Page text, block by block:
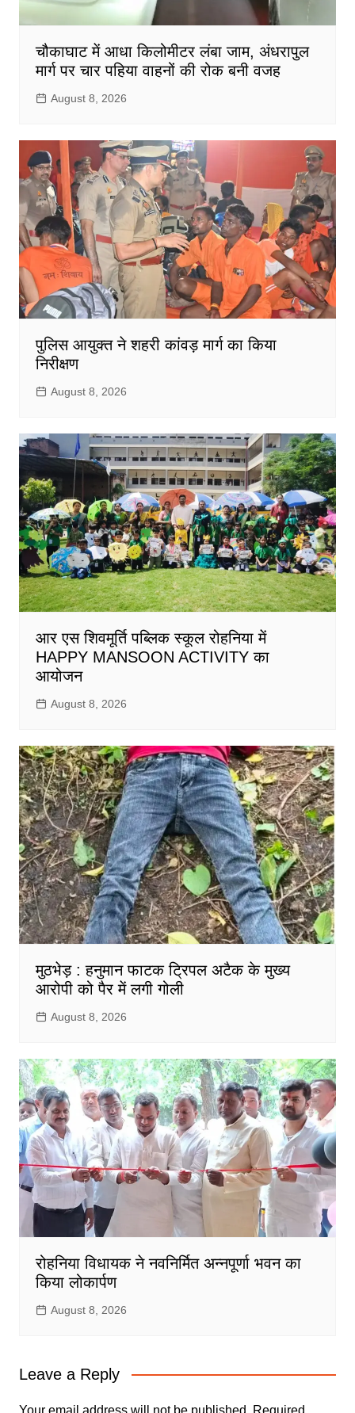
चौकाघाट में आधा किलोमीटर लंबा जाम, अंधरापुल
मार्ग पर चार पहिया वाहनों की रोक बनी वजह
August 8, 2026
पुलिस आयुक्त ने शहरी कांवड़ मार्ग का किया
निरीक्षण
August 8, 2026
आर एस शिवमूर्ति पब्लिक स्कूल रोहनिया में
HAPPY MANSOON ACTIVITY का
आयोजन
August 8, 2026
मुठभेड़ : हनुमान फाटक ट्रिपल अटैक के मुख्य
आरोपी को पैर में लगी गोली
August 8, 2026
रोहनिया विधायक ने नवनिर्मित अन्नपूर्णा भवन का
किया लोकार्पण
August 8, 2026
Leave a Reply